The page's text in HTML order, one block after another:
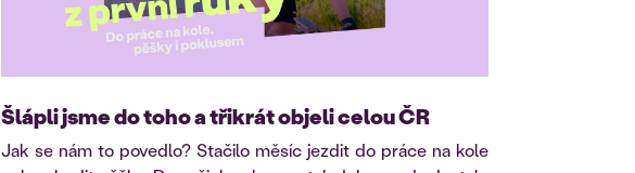
Šlápli jsme do toho a třikrát objeli celou ČR
Jak se nám to povedlo? Stačilo měsíc jezdit do práce na kole